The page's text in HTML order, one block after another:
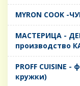
MYRON COOK -
MАСТЕРИЦА -
производство
PROFF CUISINE
кружки)